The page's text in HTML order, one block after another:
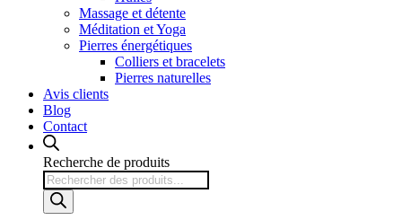
Massage et détente
Méditation et Yoga
Pierres énergétiques
Colliers et bracelets
Pierres naturelles
Avis clients
Blog
Contact
Recherche de produits